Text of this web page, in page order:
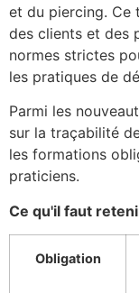
et du piercing. Ce
des clients et des
normes strictes
les pratiques de
Parmi les
sur la traçabilité
les formations
praticiens.
Ce qu'il faut
Obligation